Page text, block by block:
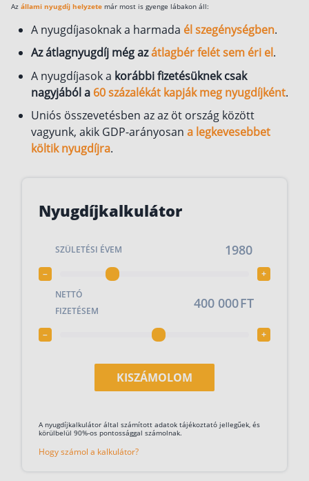
Blog
Rólunk
Kapcsolat
Karrier
Hitelkiváltás
Babaváró hitel
Vagyonbiztosítások
Kötelező biztosítás (KGFB)
Casco
Utasbiztosítás
Minősített Fogyasztóbarát Otthonbiztosítás
útmutató
Az állami nyugdíj helyzete már most is gyenge lábakon áll:
A nyugdíjasoknak a harmada él szegénységben.
Az átlagnyugdíj még azátlagbér felét sem éri el.
A nyugdíjasok a korábbi fizetésüknek csak
nagyjából a 60 százalékát kapják meg nyugdíjként.
Uniós összevetésben az az öt ország között
vagyunk, akik GDP-arányosan a legkevesebbet
költik nyugdíjra.
Nyugdíjkalkulátor
SZÜLETÉSI ÉVEM
– +
NETTÓ
FIZETÉSEM
FT
– +
KISZÁMOLOM
A nyugdíjkalkulátor által számított adatok tájékoztató jellegűek, és
körülbelül 90%-os pontossággal számolnak.
Hogy számol a kalkulátor?